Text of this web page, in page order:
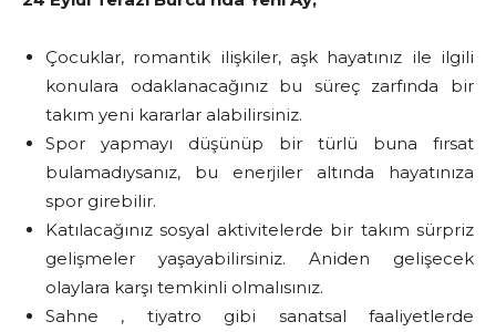
Çocuklar, romantik ilişkiler, aşk hayatınız ile ilgili
konulara odaklanacağınız bu süreç zarfında bir
takım yeni kararlar alabilirsiniz.
Spor yapmayı düşünüp bir türlü buna fırsat
bulamadıysanız, bu enerjiler altında hayatınıza
spor girebilir.
Katılacağınız sosyal aktivitelerde bir takım sürpriz
gelişmeler yaşayabilirsiniz. Aniden gelişecek
olaylara karşı temkinli olmalısınız.
Sahne , tiyatro gibi sanatsal faaliyetlerde